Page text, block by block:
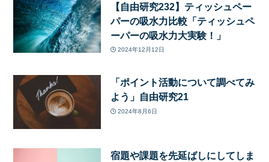
【自由研究232】ティッシュペー
パーの吸水力比較「ティッシュペ
ーパーの吸水力大実験！」
2024年12月12日
「ポイント活動について調べてみ
よう」自由研究21
2024年8月6日
宿題や課題を先延ばしにしてしま